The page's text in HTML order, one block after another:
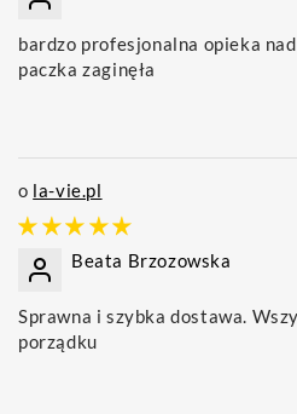
bardzo profesjonalna opieka
paczka zaginęła
la-vie.pl
Beata Brzozowska
Sprawna i szybka dostawa.
porządku